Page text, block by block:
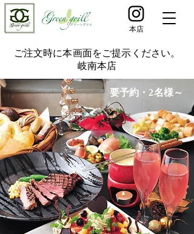
​本店
​ご注文時に本画面をご提示ください。
岐南本店
要予約・2名様～